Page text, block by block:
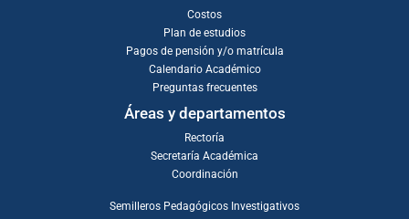
Costos
Plan de estudios
Pagos de pensión y/o matrícula
Calendario Académico
Preguntas frecuentes
Áreas y departamentos
Rectoría
Secretaría Académica
Coordinación
Semilleros Pedagógicos Investigativos